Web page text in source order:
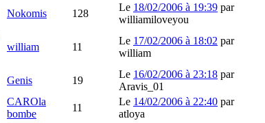
Nokomis 128
Le 18/02/2006 à 19:39 par
williamiloveyou
william 11
Le 17/02/2006 à 18:02 par
william
Genis 19
Le 16/02/2006 à 23:18 par
Aravis_01
CAROla
bombe
11
Le 14/02/2006 à 22:40 par
atloya